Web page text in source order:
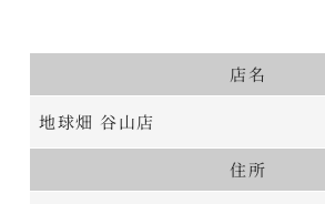
店名
地球畑 谷山店
住所